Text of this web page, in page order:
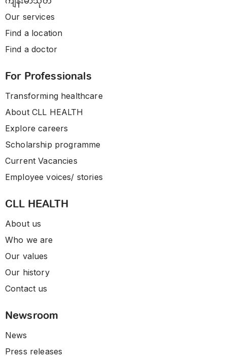
Our services
Find a location
Find a doctor
For Professionals
Transforming healthcare
About CLL HEALTH
Explore careers
Scholarship programme
Current Vacancies
Employee voices/ stories
CLL HEALTH
About us
Who we are
Our values
Our history
Contact us
Newsroom
News
Press releases